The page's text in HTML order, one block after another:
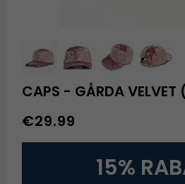
CAPS - GÅRDA VELVET
€29.99
15%